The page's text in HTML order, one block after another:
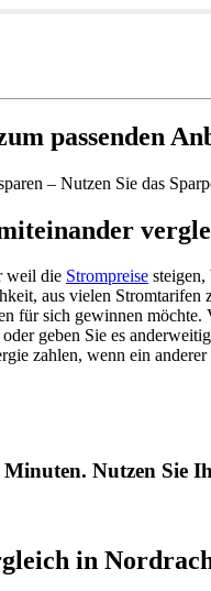
passenden
– Nutzen Sie das
weil die Strompreise steigen,
aus vielen
für sich gewinnen
geben Sie es
zahlen, wenn ein
Nutzen Sie
in